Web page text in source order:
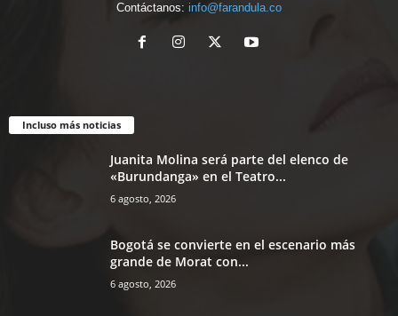
Contáctanos: info@farandula.co
Incluso más noticias
Juanita Molina será parte del elenco de
«Burundanga» en el Teatro...
6 agosto, 2026
Bogotá se convierte en el escenario más
grande de Morat con...
6 agosto, 2026